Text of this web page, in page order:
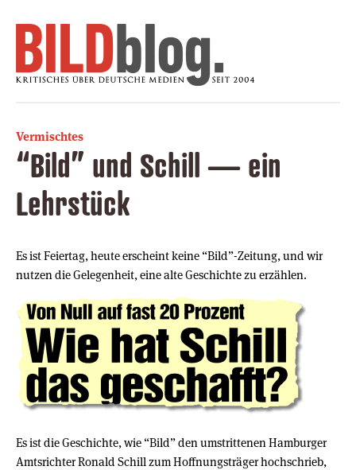
Vermischtes
“Bild” und Schill — ein
Lehrstück
Es ist Feiertag, heute erscheint keine “Bild”-Zeitung, und wir
nutzen die Gelegenheit, eine alte Geschichte zu erzählen.
Es ist die Geschichte, wie “Bild” den umstrittenen Hamburger
Amtsrichter Ronald Schill zum Hoffnungsträger hochschrieb,